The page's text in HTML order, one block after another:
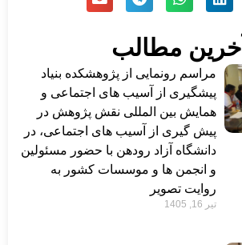
آخرین مطالب
مراسم رونمایی از پژوهشکده بنیاد
پیشگیری از آسیب های اجتماعی و
همایش بین المللی نقش پژوهش در
پیش گیری از آسیب های اجتماعی، در
دانشگاه آزاد رودهن با حضور مسئولین
و انجمن ها و موسسات کشور به
روایت تصویر
تیر 16, 1405